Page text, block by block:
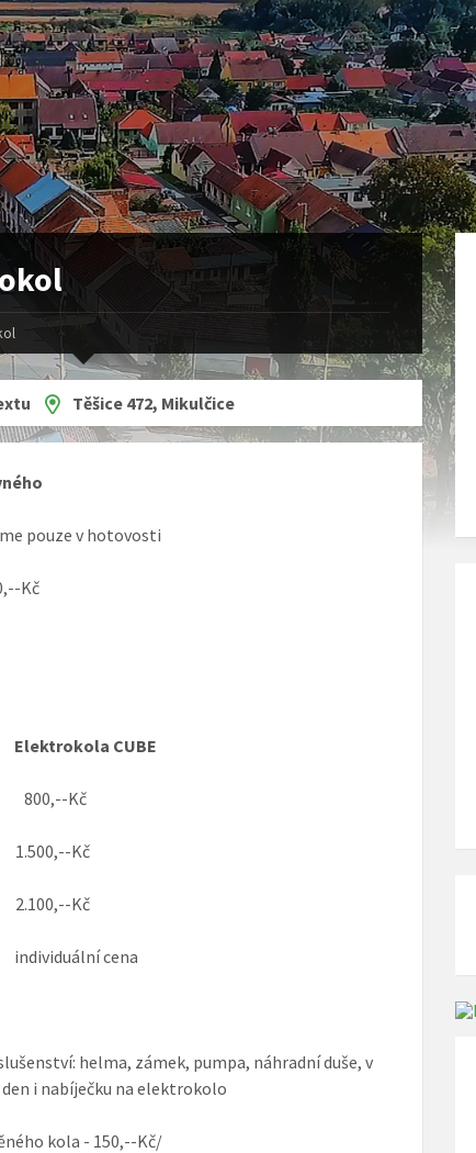
Těšice 472, Mikulčice
pouze v hotovosti
Kč
CUBE
Kč
Kč
Kč
cena
helma, zámek, pumpa, náhradní duše, v
i nabíječku na elektrokolo
kola - 150,--Kč/